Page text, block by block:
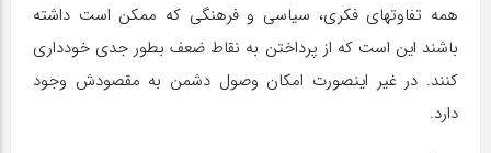
همه تفاوتهای فکری، سیاسی و فرهنگی که ممکن است داشته
باشند این است که از پرداختن به نقاط ضعف بطور جدی خودداری
کنند. در غیر اینصورت امکان وصول دشمن به مقصودش وجود
دارد.